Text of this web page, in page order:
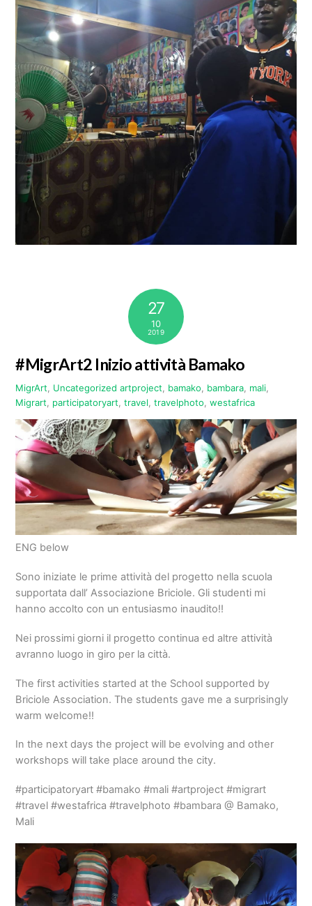
27
10
2019
#MigrArt2 Inizio attività Bamako
MigrArt Uncategorized artproject bamako bambara mali
Migrart
participatoryart ,travel ,travelphoto ,westafrica
ENG below
Sono iniziate le prime attività del progetto nella scuola
supportata dall’ Associazione Briciole. Gli studenti mi
hanno accolto con un entusiasmo inaudito!!
Nei prossimi giorni il progetto continua ed altre attività
avranno luogo in giro per la città.
The first activities started at the School supported by
Briciole Association. The students gave me a surprisingly
warm welcome!!
In the next days the project will be evolving and other
workshops will take place around the city.
#participatoryart #bamako #mali #artproject #migrart
#travel #westafrica #travelphoto #bambara @ Bamako,
Mali